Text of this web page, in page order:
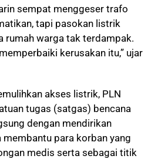
sempat menggeser trafo
tapi pasokan listrik
rumah warga tak terdampak.
kerusakan itu,” ujar
akses listrik, PLN
tugas (satgas) bencana
dengan mendirikan
para korban yang
medis serta sebagai titik